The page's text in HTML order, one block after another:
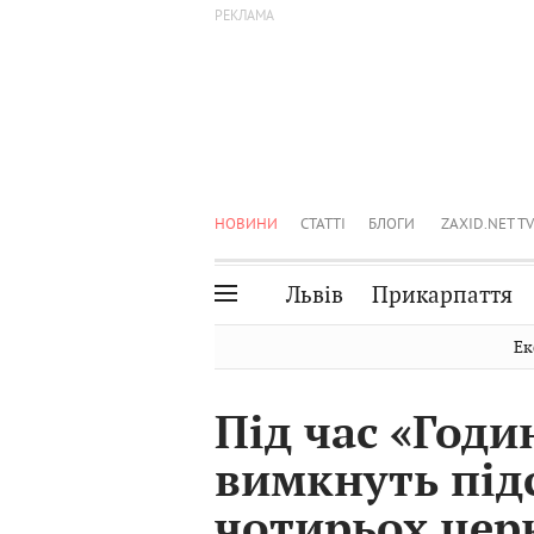
НОВИНИ СТАТТІ БЛОГИ ZAXID.NET TV
Львів Прикарпаття
Волинь
Чернівці
Шептицький
Під час
вимкнуть